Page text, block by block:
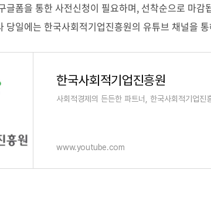
글폼을 통한 사전신청이 필요하며, 선착순으로 마감
당일에는 한국사회적기업진흥원의 유튜브 채널을
한국사회적기업진흥원
사회적경제의 든든한 파트너, 한국사회적기업진
www.youtube.com